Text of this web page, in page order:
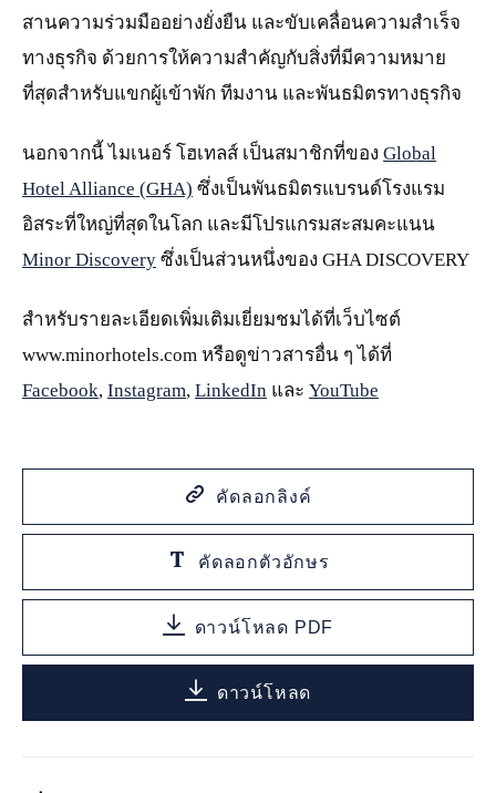
สานความร่วมมืออย่างยั่งยืน และขับเคลื่อนความสำเร็จ
ทางธุรกิจ ด้วยการให้ความสำคัญกับสิ่งที่มีความหมาย
ที่สุดสำหรับแขกผู้เข้าพัก ทีมงาน และพันธมิตรทางธุรกิจ
นอกจากนี้ ไมเนอร์ โฮเทลส์ เป็นสมาชิกที่ของ Global
Hotel Alliance (GHA) ซึ่งเป็นพันธมิตรแบรนด์โรงแรม
อิสระที่ใหญ่ที่สุดในโลก และมีโปรแกรมสะสมคะแนน
Minor Discovery ซึ่งเป็นส่วนหนึ่งของ GHA DISCOVERY
สำหรับรายละเอียดเพิ่มเติมเยี่ยมชมได้ที่เว็บไซต์
www.minorhotels.com หรือดูข่าวสารอื่น ๆ ได้ที่
Facebook, Instagram, LinkedIn และ YouTube
คัดลอกลิงค์
คัดลอกตัวอักษร
ดาวน์โหลด PDF
ดาวน์โหลด